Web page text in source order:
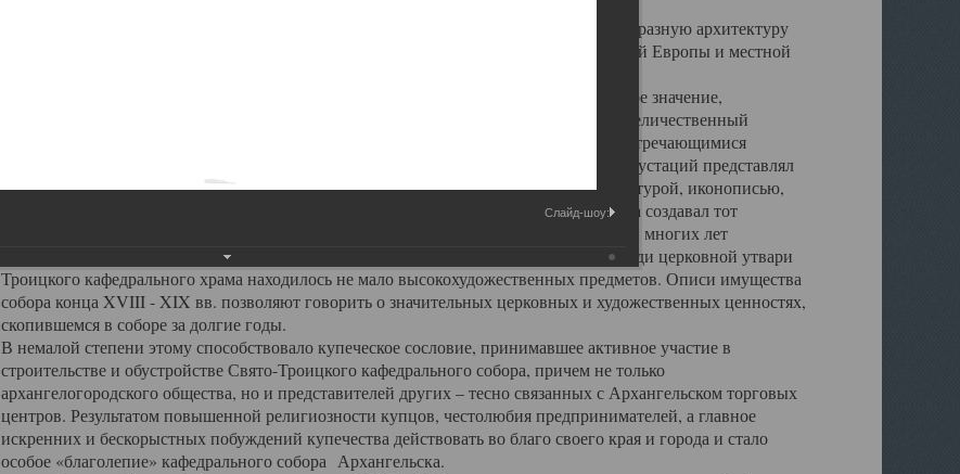
Один из самых больших и светлых соборов России воплотил в себе яркую и своеобразную архитектуру
портового города с отраженными в ней архитектурными течениями России, Западной Европы и местной
Масштабность, благолепие и богатство собора, вполне оправдывали его кафедральное значение,
заслуженно выделяя из многочисленных культовых построек города. Обширный и величественный
иконостас украшенный колоннами ионического стиля, с единственными нигде не встречающимися
царскими вратами, изящным фронтоном и множеством резных, символических инкрустаций представлял
собой поистине художественную ценность. В совокупности же с живописью, скульптурой, иконописью,
шитьем, многочисленными предметами церковной утвари интерьер Троицкого храма создавал тот
неповторимый красочный ансамбль декоративного убранства собора, на протяжении многих лет
поражающий воображение своих посетителей. В соборной ризнице, библиотеке, среди церковной утвари
Троицкого кафедрального храма находилось не мало высокохудожественных предметов. Описи имущества
собора конца XVIII - XIX вв. позволяют говорить о значительных церковных и художественных ценностях,
скопившемся в соборе за долгие годы.
В немалой степени этому способствовало купеческое сословие, принимавшее активное участие в
строительстве и обустройстве Свято-Троицкого кафедрального собора, причем не только
архангелогородского общества, но и представителей других – тесно связанных с Архангельском торговых
центров. Результатом повышенной религиозности купцов, честолюбия предпринимателей, а главное
искренних и бескорыстных побуждений купечества действовать во благо своего края и города и стало
особое «благолепие» кафедрального собора Архангельска.
Слайд-шоу: